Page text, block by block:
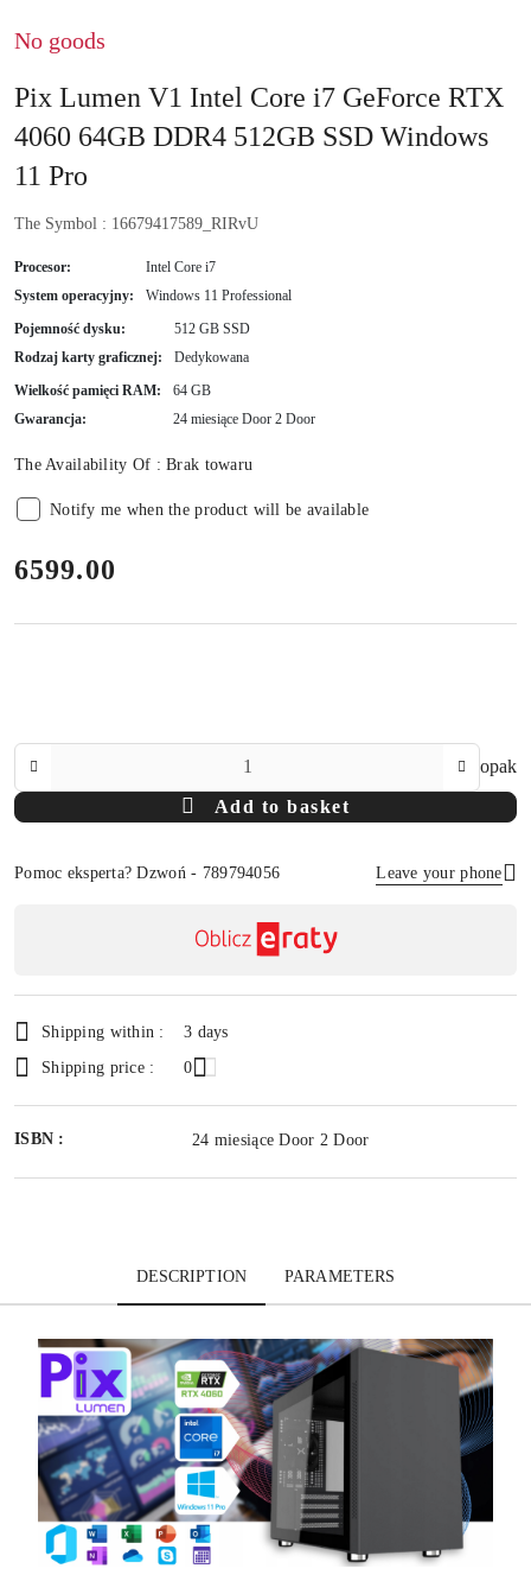
No goods
Pix Lumen V1 Intel Core i7 GeForce RTX
4060 64GB DDR4 512GB SSD Windows
11 Pro
The Symbol : 16679417589_RIRvU
Procesor:
Intel Core i7
System operacyjny:
Windows 11 Professional
Pojemność dysku:
512 GB SSD
Rodzaj karty graficznej:
Dedykowana
Wielkość pamięci RAM:
64 GB
Gwarancja:
24 miesiące Door 2 Door
The Availability Of :Brak towaru
Notify me when the product will be available
price:
6599.00
opak
Add to basket
Pomoc eksperta? Dzwoń - 789794056 Leave your phone
delivery
Shipping within :
3 days
Shipping price :
0
ISBN : 24 miesiące Door 2 Door
DESCRIPTION PARAMETERS